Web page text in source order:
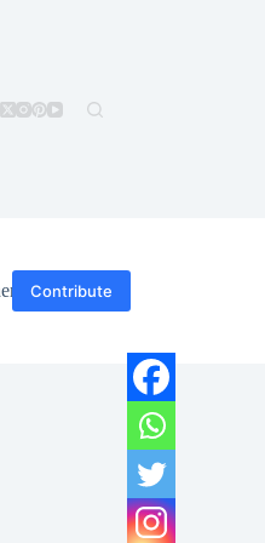
Hukum
Contribute